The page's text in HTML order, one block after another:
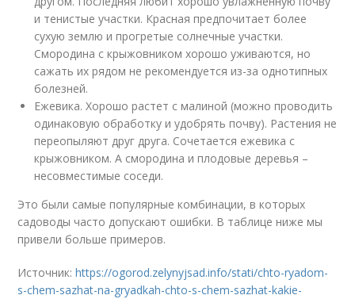
и тенистые участки. Красная предпочитает более
сухую землю и прогретые солнечные участки.
Смородина с крыжовником хорошо уживаются, но
сажать их рядом не рекомендуется из-за однотипных
болезней.
Ежевика. Хорошо растет с малиной (можно проводить
одинаковую обработку и удобрять почву). Растения не
переопыляют друг друга. Сочетается ежевика с
крыжовником. А смородина и плодовые деревья –
несовместимые соседи.
Это были самые популярные комбинации, в которых
садоводы часто допускают ошибки. В таблице ниже мы
привели больше примеров.
Источник:https://ogorod.zelynyjsad.info/stati/chto-ryadom-
s-chem-sazhat-na-gryadkah-chto-s-chem-sazhat-kakie-